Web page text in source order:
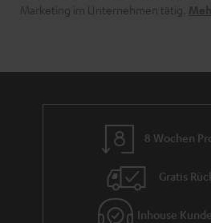
Marketing im Unternehmen tätig.
8 Wochen
Gratis
Inhouse